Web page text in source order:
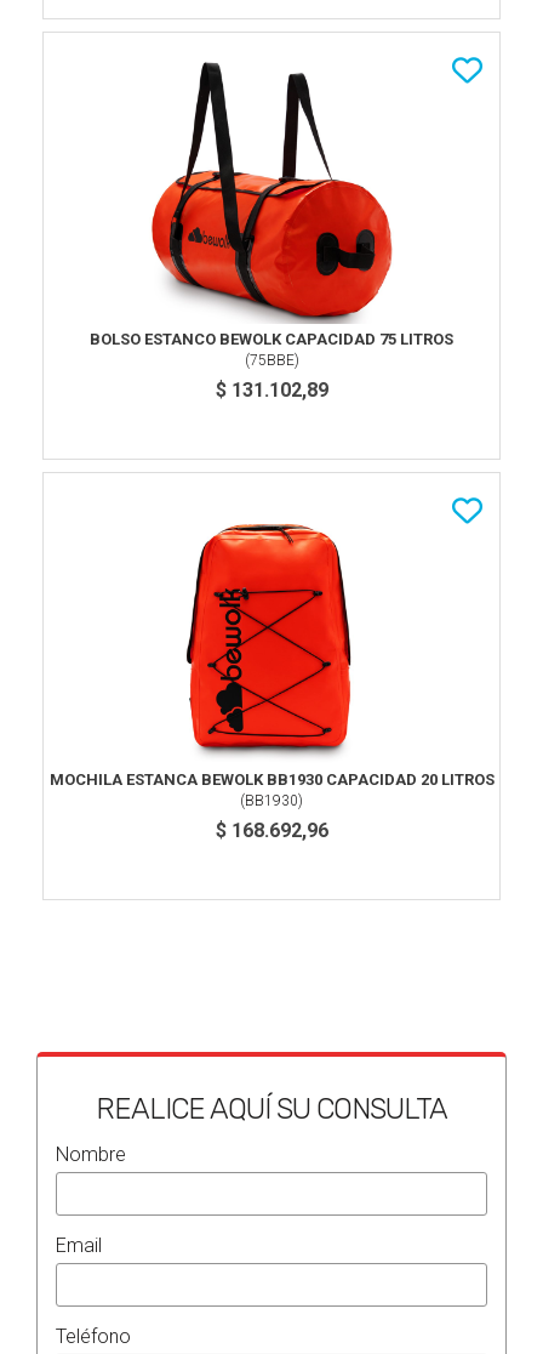
BOLSO ESTANCO BEWOLK CAPACIDAD 75 LITROS
(75BBE)
$ 131.102,89
MOCHILA ESTANCA BEWOLK BB1930 CAPACIDAD 20 LITROS
(BB1930)
$ 168.692,96
REALICE AQUÍ SU CONSULTA
Nombre
Email
Teléfono